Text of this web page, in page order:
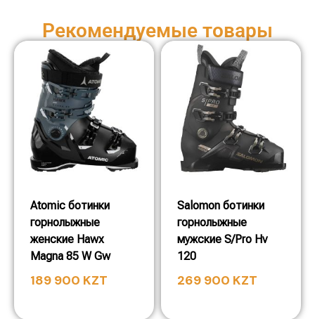
Рекомендуемые товары
Atomic ботинки
горнолыжные
женские Hawx
Magna 85 W Gw
189 900 KZT
Salomon ботинки
горнолыжные
мужские S/Pro Hv
120
269 900 KZT